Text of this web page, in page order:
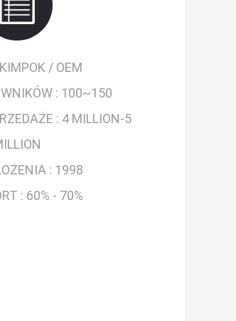
KIMPOK / OEM
: 100~150
: 4 MILLION-5
: 1998
: 60% - 70%